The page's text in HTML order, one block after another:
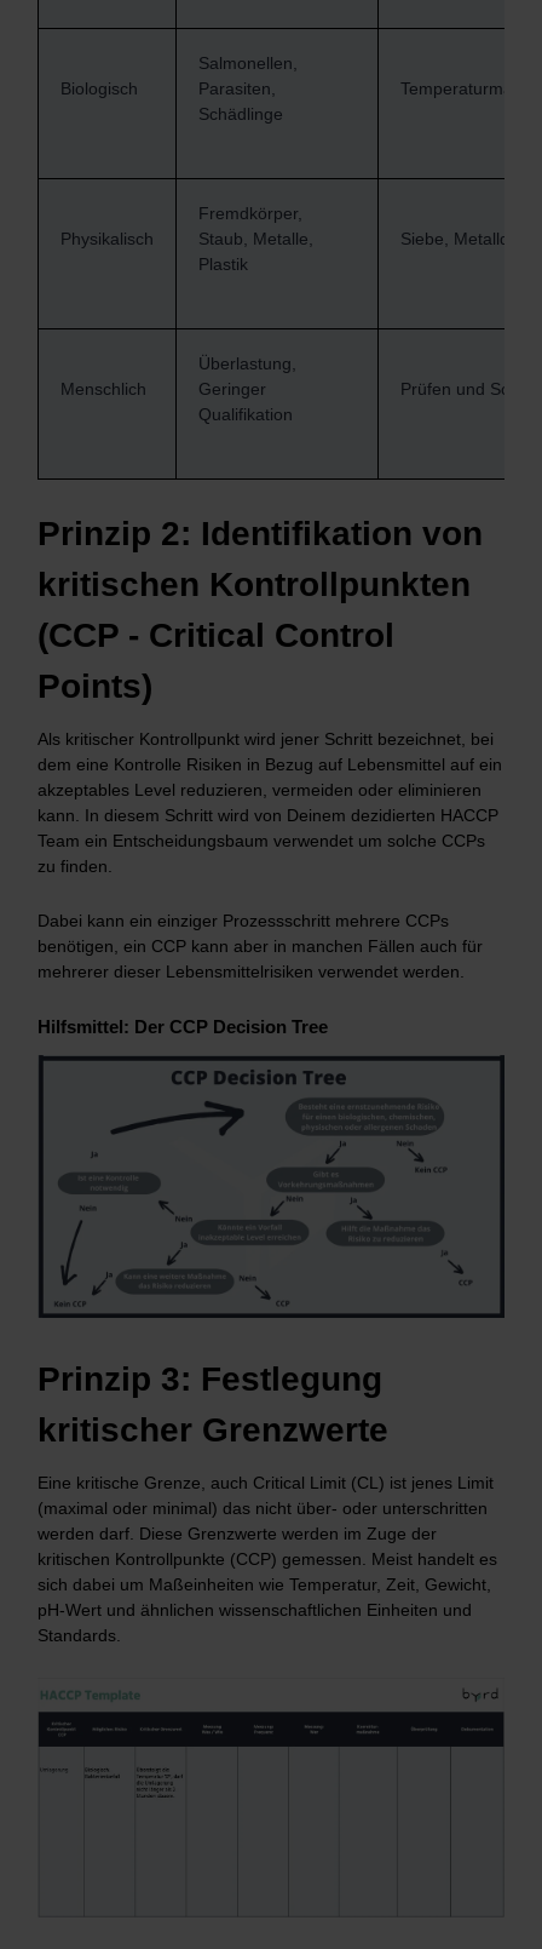
Biologisch
Salmonellen,
Parasiten,
Schädlinge
Physikalisch
Fremdkörper,
Staub, Metalle,
Plastik
Siebe,
Menschlich
Überlastung,
Geringer
Qualifikation
Prüfen und
Prinzip 2: Identifikation von
kritischen Kontrollpunkten
(CCP - Critical Control
Points)
Als kritischer Kontrollpunkt wird jener Schritt bezeichnet, bei
dem eine Kontrolle Risiken in Bezug auf Lebensmittel auf ein
akzeptables Level reduzieren, vermeiden oder eliminieren
kann. In diesem Schritt wird von Deinem dezidierten HACCP
Team ein Entscheidungsbaum verwendet um solche CCPs
zu finden.
Dabei kann ein einziger Prozessschritt mehrere CCPs
benötigen, ein CCP kann aber in manchen Fällen auch für
mehrerer dieser Lebensmittelrisiken verwendet werden.
Hilfsmittel: Der CCP Decision Tree
Prinzip 3: Festlegung
kritischer Grenzwerte
Eine kritische Grenze, auch Critical Limit (CL) ist jenes Limit
(maximal oder minimal) das nicht über- oder unterschritten
werden darf. Diese Grenzwerte werden im Zuge der
kritischen Kontrollpunkte (CCP) gemessen. Meist handelt es
sich dabei um Maßeinheiten wie Temperatur, Zeit, Gewicht,
pH-Wert und ähnlichen wissenschaftlichen Einheiten und
Standards.